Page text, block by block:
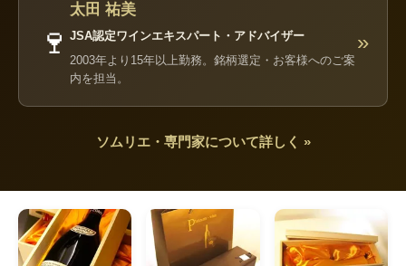
🍷
太田 祐美
JSA認定ワインエキスパート・アドバイザー
2003年より15年以上勤務。銘柄選定・お客様へのご案
内を担当。
»
ソムリエ・専門家について詳しく »